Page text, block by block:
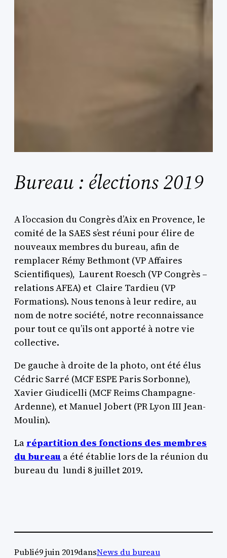
Bureau : élections 2019
A l’occasion du Congrès d’Aix en Provence, le
comité de la SAES s’est réuni pour élire de
nouveaux membres du bureau, afin de
remplacer Rémy Bethmont (VP Affaires
Scientifiques), Laurent Roesch (VP Congrès –
relations AFEA) et Claire Tardieu (VP
Formations). Nous tenons à leur redire, au
nom de notre société, notre reconnaissance
pour tout ce qu’ils ont apporté à notre vie
collective.
De gauche à droite de la photo, ont été élus
Cédric Sarré (MCF ESPE Paris Sorbonne),
Xavier Giudicelli (MCF Reims Champagne-
Ardenne), et Manuel Jobert (PR Lyon III Jean-
Moulin).
La répartition des fonctions des membres
du bureau a été établie lors de la réunion du
bureau du lundi 8 juillet 2019.
Publié9 juin 2019dansNews du bureau